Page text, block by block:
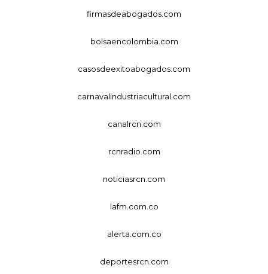
firmasdeabogados.com
bolsaencolombia.com
casosdeexitoabogados.com
carnavalindustriacultural.com
canalrcn.com
rcnradio.com
noticiasrcn.com
lafm.com.co
alerta.com.co
deportesrcn.com